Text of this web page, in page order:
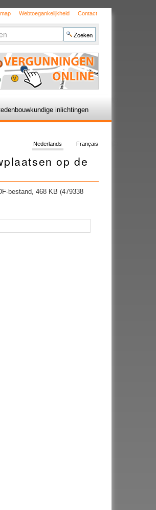
Webtoegankelijkheid Contact
inlichtingen
Français
Nederlands
op de
bestand, 468 KB (479338